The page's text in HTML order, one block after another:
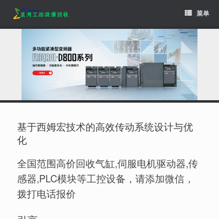
content
菜单
基于西姆宏技术的高效传动系统设计与优
化
全国范围高价回收气缸,伺服电机驱动器,传
感器,PLC模块等工控设备，请添加微信，
拨打电话报价